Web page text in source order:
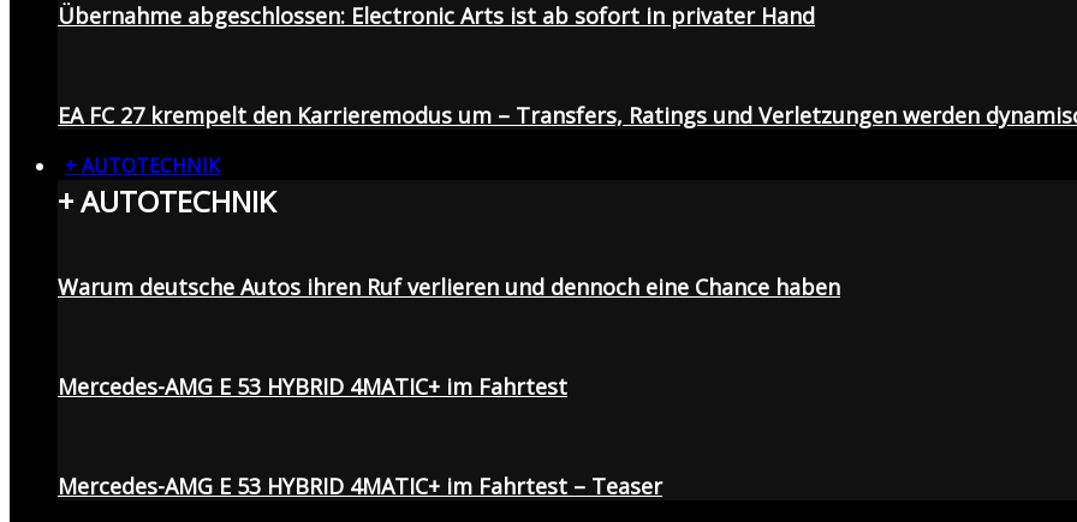
Übernahme abgeschlossen: Electronic Arts ist ab sofort in privater Hand
EA FC 27 krempelt den Karrieremodus um – Transfers, Ratings und Verletzungen werden
+ AUTOTECHNIK
+ AUTOTECHNIK
Warum deutsche Autos ihren Ruf verlieren und dennoch eine Chance haben
Mercedes-AMG E 53 HYBRID 4MATIC+ im Fahrtest
Mercedes-AMG E 53 HYBRID 4MATIC+ im Fahrtest – Teaser